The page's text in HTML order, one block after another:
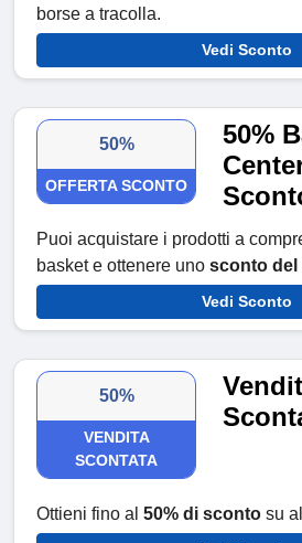
borse a tracolla.
Vedi Sconto
50%
OFFERTA SCONTO
50%
Puoi acquistare i prodotti a
basket e ottenere uno sconto del
Vedi Sconto
50%
VENDITA
SCONTATA
Ottieni fino al 50% di sconto su